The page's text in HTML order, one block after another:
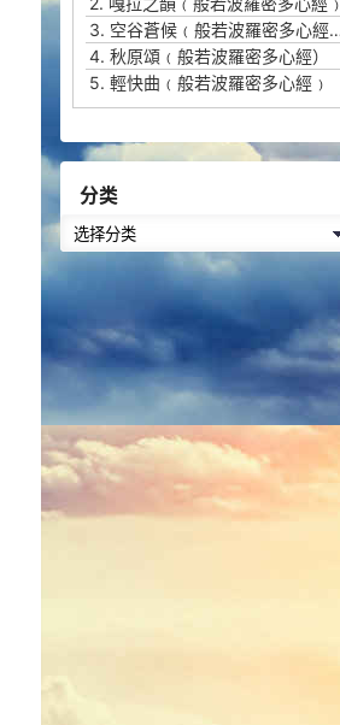
器
下
箭
头
键
增
高
3. 空谷蒼候﹙般若波羅密多心經﹚
4. 秋原頌﹙般若波羅密多心經）
5. 輕快曲﹙般若波羅密多心經﹚
分类
分
类